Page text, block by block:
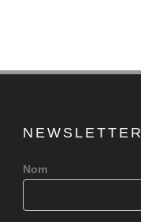
NEWSLETTER
Nom